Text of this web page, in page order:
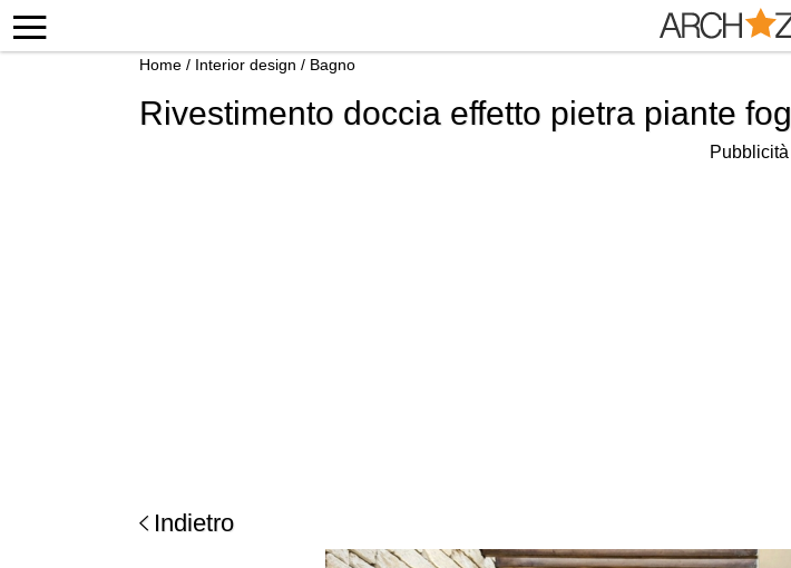
Home / Interior design / Bagno
Rivestimento doccia effetto pietra piante
Pubblicità
Indietro